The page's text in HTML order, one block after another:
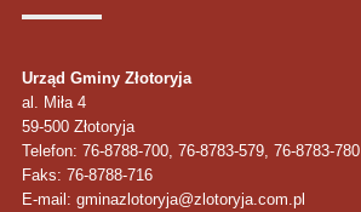
Urząd Gminy Złotoryja
al. Miła 4
59-500 Złotoryja
Telefon: 76-8788-700, 76-8783-579, 76-8783-780
Faks: 76-8788-716
E-mail: gminazlotoryja@zlotoryja.com.pl